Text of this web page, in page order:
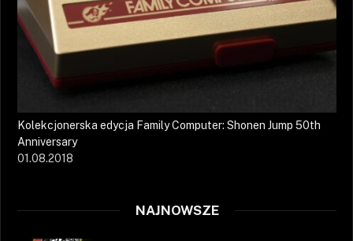
Kolekcjonerska edycja Family Computer: Shonen Jump 50th
Anniversary
01.08.2018
NAJNOWSZE